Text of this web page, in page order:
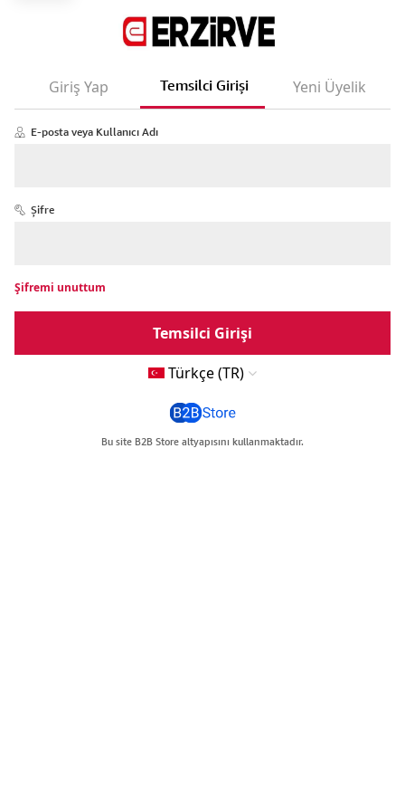
Giriş Yap Temsilci Girişi Yeni Üyelik
E-posta veya Kullanıcı Adı
Şifre
Şifremi unuttum
Temsilci Girişi
Türkçe (TR)
Bu site B2B Store altyapısını kullanmaktadır.